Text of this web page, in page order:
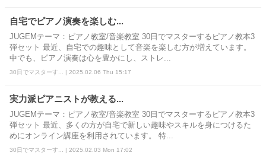
自宅でピアノ演奏を楽しむ...
JUGEMテーマ：ピアノ教室/音楽教室 30日でマスターするピアノ教本3
弾セット 最近、自宅での趣味として音楽を楽しむ方が増えています。
中でも、ピアノ演奏は心を豊かにし、ストレ...
30日でマスターす... | 2025.02.06 Thu 15:17
実力派ピアニストが教える...
JUGEMテーマ：ピアノ教室/音楽教室 30日でマスターするピアノ教本3
弾セット 最近、多くの方が自宅で新しい趣味やスキルを身につけるた
めにオンライン講座を利用されています。 特...
30日でマスターす... | 2025.02.03 Mon 17:02